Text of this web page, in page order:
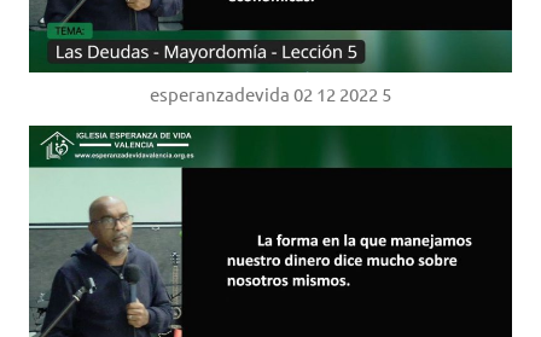
esperanzadevida 02 12 2022 5